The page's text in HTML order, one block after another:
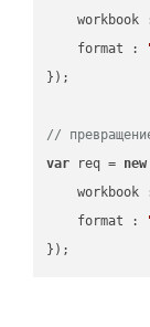
workbook
format :
});
//
var req = new
workbook
format :